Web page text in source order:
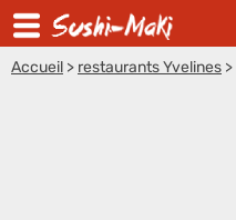
Accueil > restaurants Yvelines >